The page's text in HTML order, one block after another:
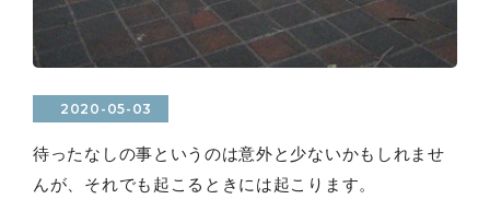
2020-05-03
待ったなしの事というのは意外と少ないかもしれませ
んが、それでも起こるときには起こります。